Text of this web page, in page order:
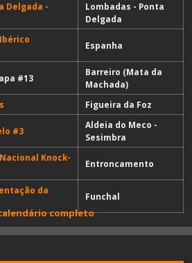
Delgada -
Lombadas - Ponta
Delgada
Espanha
#13
Barreiro (Mata da
Machada)
Figueira da Foz
#3
Aldeia do Meco -
Sesimbra
Knock-
Entroncamento
da
Funchal
completo